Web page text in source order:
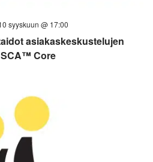
asiakaskeskustelujen
Core
syyskuun @ 17:00